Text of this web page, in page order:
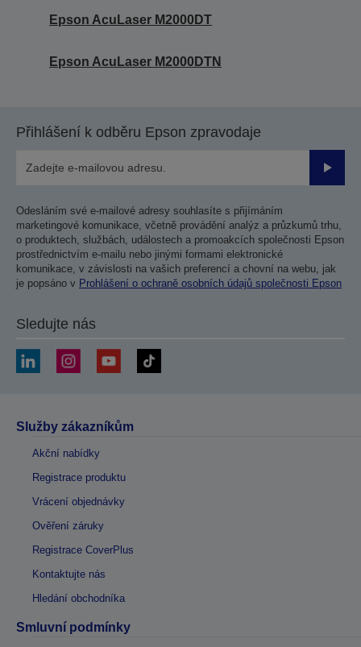
Epson AcuLaser M2000DT
Epson AcuLaser M2000DTN
Přihlášení k odběru Epson zpravodaje
Odesláním své e-mailové adresy souhlasíte s přijímáním
marketingové komunikace, včetně provádění analýz a průzkumů trhu,
o produktech, službách, událostech a promoakcích společnosti Epson
prostřednictvím e-mailu nebo jinými formami elektronické
komunikace, v závislosti na vašich preferencí a chovní na webu, jak
je popsáno v Prohlášení o ochraně osobních údajů společnosti Epson
Sledujte nás
Služby zákazníkům
Akční nabídky
Registrace produktu
Vrácení objednávky
Ověření záruky
Registrace CoverPlus
Kontaktujte nás
Hledání obchodníka
Smluvní podmínky